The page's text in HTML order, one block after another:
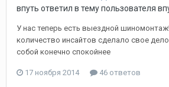
впуть ответил в тему пользователя
У нас теперь есть выездной
количество инсайтов сделало свое
собой конечно спокойнее
17 ноября 2014 46 ответов